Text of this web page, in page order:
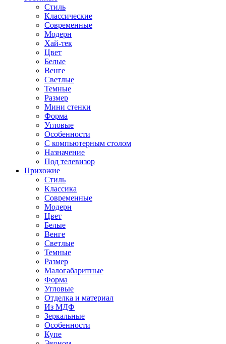
Стиль
Классические
Современные
Модерн
Хай-тек
Цвет
Белые
Венге
Светлые
Темные
Размер
Мини стенки
Форма
Угловые
Особенности
С компьютерным столом
Назначение
Под телевизор
Прихожие
Стиль
Классика
Современные
Модерн
Цвет
Белые
Венге
Светлые
Темные
Размер
Малогабаритные
Форма
Угловые
Отделка и материал
Из МДФ
Зеркальные
Особенности
Купе